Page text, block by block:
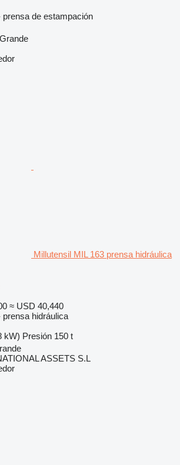
prensa de estampación
Millutensil MIL 163 prensa hidráulica
≈ USD 40,440
prensa hidráulica
kW) Presión 150 t
ASSETS S.L